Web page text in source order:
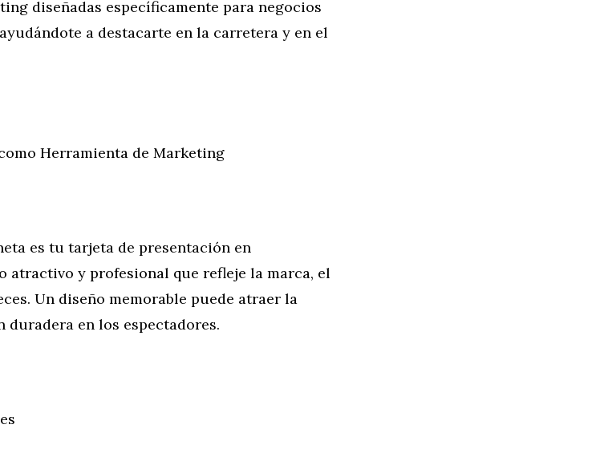
diseñadas específicamente para negocios
a destacarte en la carretera y en el
Herramienta de Marketing
es tu tarjeta de presentación en
y profesional que refleje la marca, el
Un diseño memorable puede atraer la
en los espectadores.